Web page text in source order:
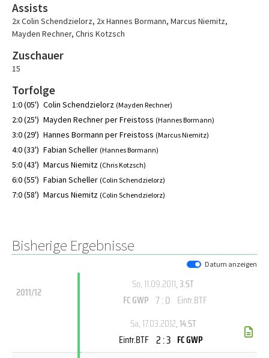
Assists
2x Colin Schendzielorz, 2x Hannes Bormann, Marcus Niemitz,
Mayden Rechner, Chris Kotzsch
Zuschauer
15
Torfolge
1:0 (05') Colin Schendzielorz (Mayden Rechner)
2:0 (25') Mayden Rechner per Freistoss (Hannes Bormann)
3:0 (29') Hannes Bormann per Freistoss (Marcus Niemitz)
4:0 (33') Fabian Scheller (Hannes Bormann)
5:0 (43') Marcus Niemitz (Chris Kotzsch)
6:0 (55') Fabian Scheller (Colin Schendzielorz)
7:0 (58') Marcus Niemitz (Colin Schendzielorz)
Bisherige Ergebnisse
Datum anzeigen
2011/12
So, 11.09.2011, 3.ST
FC GWP 7 : 0 Eintr.BTF
Sa, 17.03.2012, 14.ST
Eintr.BTF 2 : 3 FC GWP